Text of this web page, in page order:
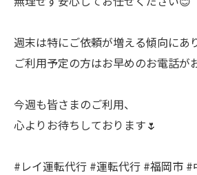
週末は特にご依頼が増える傾向にあ
ご利用予定の方はお早めのお電話が
今週も皆さまのご利用、
心よりお待ちしております🌷
#レイ運転代行 #運転代行 #福岡市 #